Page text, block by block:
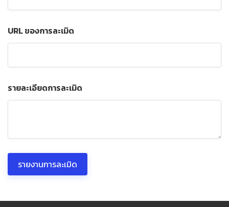
URL ของการละเมิด
รายละเอียดการละเมิด
รายงานการละเมิด